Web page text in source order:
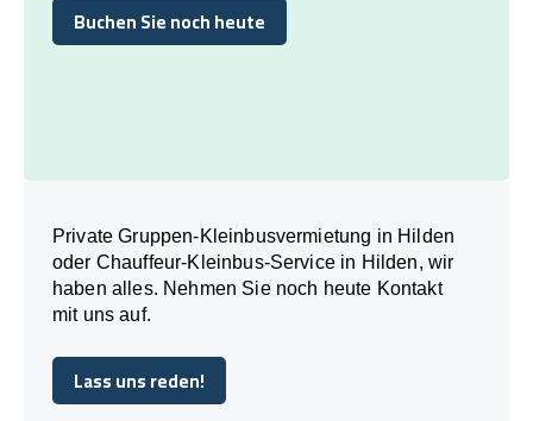
Buchen Sie noch heute
Buchen Sie noch heute
Private Gruppen-Kleinbusvermietung in Hilden
oder Chauffeur-Kleinbus-Service in Hilden, wir
haben alles. Nehmen Sie noch heute Kontakt
mit uns auf.
Lass uns reden!
Lass uns reden!